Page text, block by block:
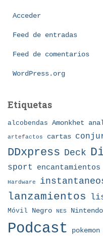
Acceder
Feed de entradas
Feed de comentarios
WordPress.org
Etiquetas
alcobendas Amonkhet
artefactos cartas
DDxpress Deck
sport
encantamientos
Hardware
lanzamientos
Móvil Negro NES Nintendo
Podcast pokemon